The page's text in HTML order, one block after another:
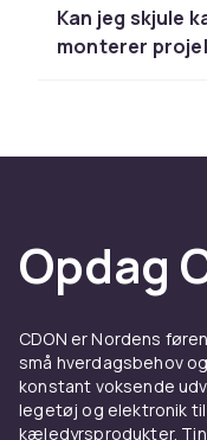
rummets
fleksibel
modeller. Med
rotation og
– for at få det
besvær.
Kan jeg skjule
monterer
Opdag
CDON er Nordens
små hverdagsbehov
konstant voksende
legetøj og elektronik
kæledyrsprodukter.